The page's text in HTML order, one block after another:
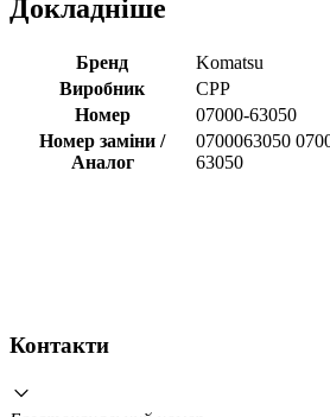
Докладніше
Бренд
Komatsu
Виробник
CPP
Номер
07000-63050
Номер заміни /
Аналог
0700063050
63050
Контакти